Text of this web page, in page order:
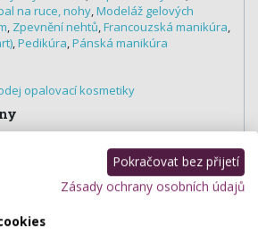
na ruce, nohy,Modeláž gelových
, Zpevnění nehtů,Francouzská manikúra,
,Pedikúra,Pánská manikúra
opalovací kosmetiky
Pokračovat bez přijetí
Zásady ochrany osobních údajů